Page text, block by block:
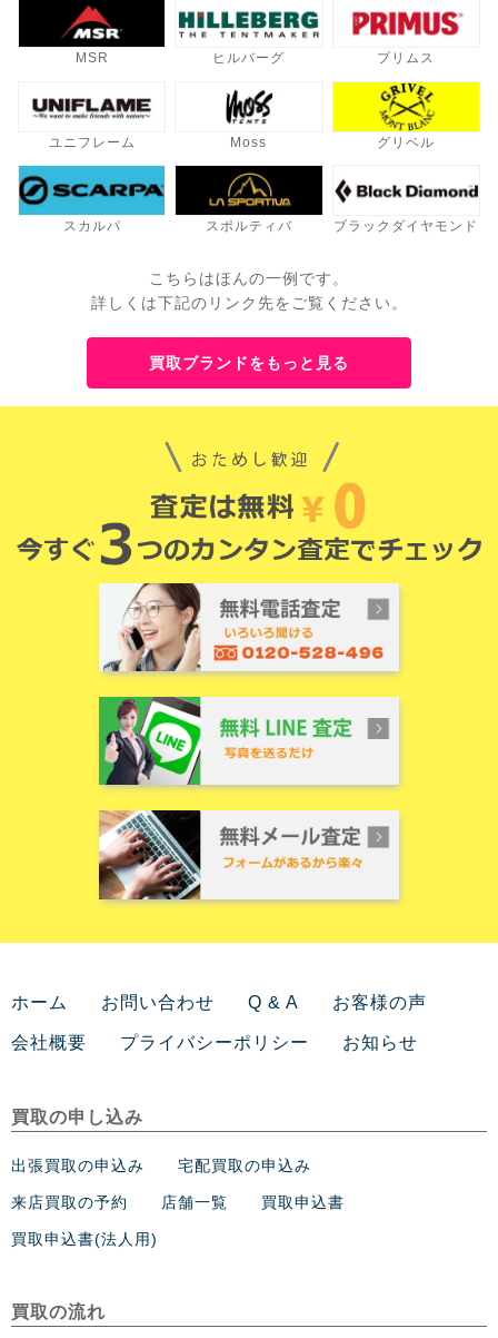
MSR ヒルバーグ プリムス
ユニフレーム Moss グリベル
スカルパ スポルティバ ブラックダイヤモンド
こちらはほんの一例です。
詳しくは下記のリンク先をご覧ください。
買取ブランドをもっと見る
ホーム お問い合わせ Q & A お客様の声
会社概要 プライバシーポリシー お知らせ
買取の申し込み
出張買取の申込み 宅配買取の申込み
来店買取の予約 店舗一覧 買取申込書
買取申込書(法人用)
買取の流れ